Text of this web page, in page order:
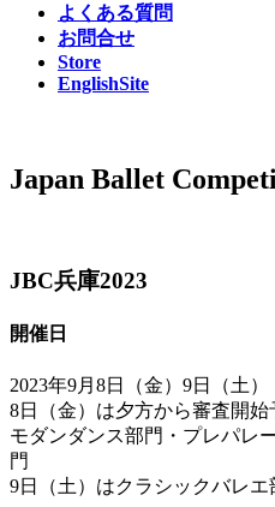
よくある質問
お問合せ
Store
EnglishSite
Japan Ballet
JBC兵庫2023
開催日
2023年9月8日（金）9日（土）
8日（金）は夕方から審査開始
モダンダンス部門・プレパレ
門
9日（土）はクラシックバレ